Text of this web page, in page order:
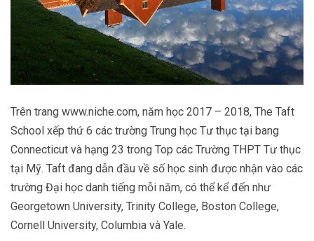
Trên trang www.niche.com, năm học 2017 – 2018, The Taft
School xếp thứ 6 các trường Trung học Tư thục tại bang
Connecticut và hạng 23 trong Top các Trường THPT Tư thục
tại Mỹ. Taft đang dẫn đầu về số học sinh được nhận vào các
trường Đại học danh tiếng mỗi năm, có thể kể đến như
Georgetown University, Trinity College, Boston College,
Cornell University, Columbia và Yale.